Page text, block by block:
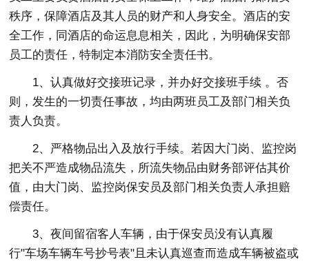
秩序，保障酒店及其人员的财产和人身安全。酒店的安
全工作，同酒店的命运息息相关，因此，为明确保安部
员工的责任，特制定本消防安全责任书。
1、认真做好交接班记录，并办好交接班手续 。否
则，发生的一切责任事故，均由两班员工及部门相关负
责人负责。
2、严格物品出入及放行手续。若因大门岗、监控岗
把关不严造成物品流失，所流失物品由财务部评估其价
值，由大门岗、监控岗保安员及部门相关负责人承担赔
偿责任。
3、夜间留宿客人车辆，由于保安员没有认真履
行"车场车辆车号抄号表"且未认真巡查而造成车辆被盗或